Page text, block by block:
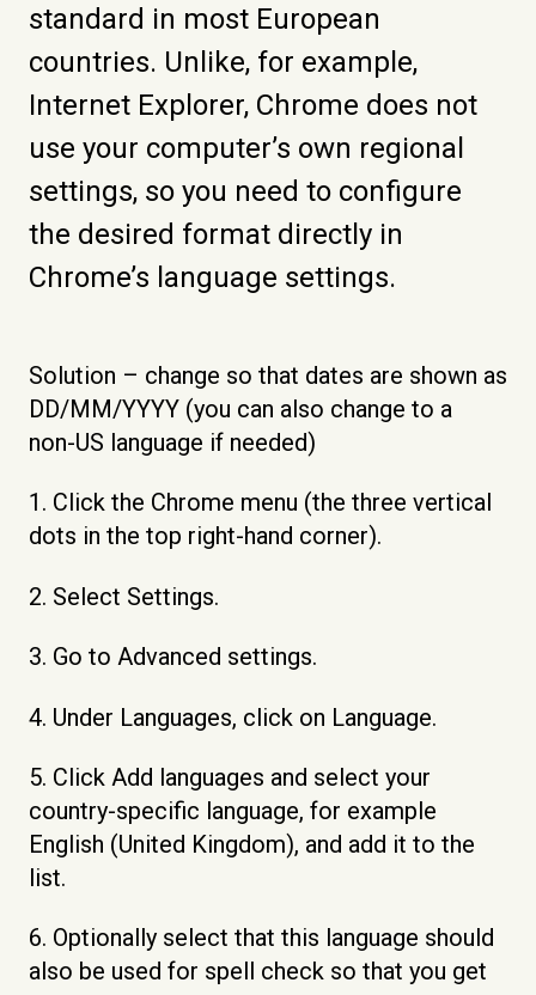
standard in most European
countries. Unlike, for example,
Internet Explorer, Chrome does not
use your computer’s own regional
settings, so you need to configure
the desired format directly in
Chrome’s language settings.
Solution – change so that dates are shown as
DD/MM/YYYY (you can also change to a
non‑US language if needed)
1. Click the Chrome menu (the three vertical
dots in the top right-hand corner).
2. Select Settings.
3. Go to Advanced settings.
4. Under Languages, click on Language.
5. Click Add languages and select your
country-specific language, for example
English (United Kingdom), and add it to the
list.
6. Optionally select that this language should
also be used for spell check so that you get